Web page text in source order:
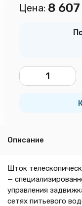
Цена: 8 607
Описание
Шток
—
управления
сетях питьевого